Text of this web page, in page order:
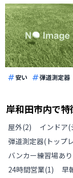
安い 弾道測定器
岸和田市内で特
屋外(2) インドア(
弾道測定器(トップ
バンカー練習場あり
24時間営業(1) 早